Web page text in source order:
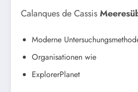
Calanques de Cassis
Moderne
Organisationen wie
ExplorerPlanet